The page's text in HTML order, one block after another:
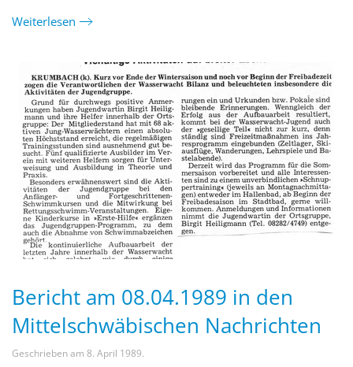
Weiterlesen
Bericht am 08.04.1989 in den
Mittelschwäbischen Nachrichten
Geschrieben am 8. April 1989.